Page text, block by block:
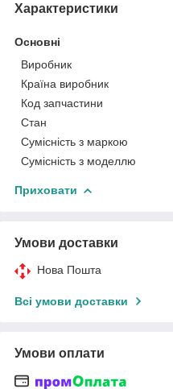
Характеристики
Основні
Виробник
Країна виробник
Код запчастини
Стан
Сумісність з маркою
Сумісність з моделлю
Приховати
Умови доставки
Нова Пошта
Всі умови доставки
Умови оплати